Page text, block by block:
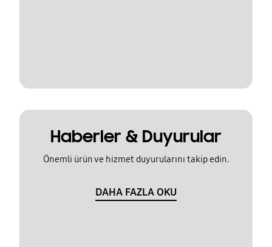
Haberler & Duyurular
Önemli ürün ve hizmet duyurularını takip edin.
DAHA FAZLA OKU